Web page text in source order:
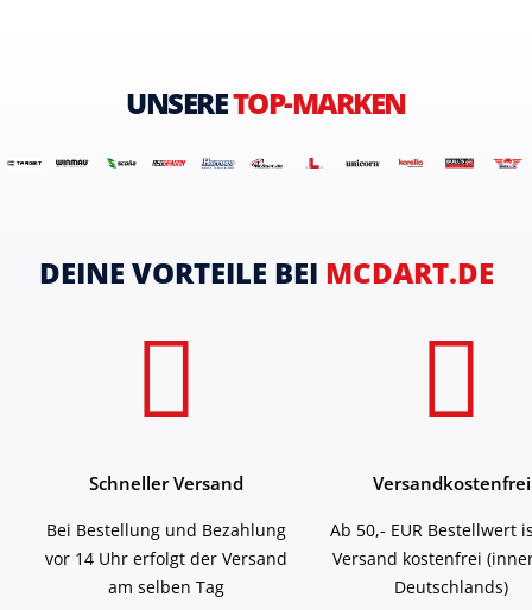
UNSERETOP-MARKEN
DEINE VORTEILE BEI MCDART.DE
Schneller Versand
Bei Bestellung und Bezahlung
vor 14 Uhr erfolgt der Versand
am selben Tag
Versandkostenfrei
Ab 50,- EUR Bestellwert
Versand kostenfrei
Deutschlands)